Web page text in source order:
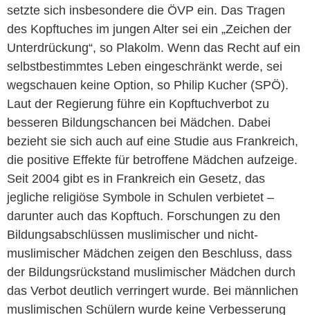
setzte sich insbesondere die ÖVP ein. Das Tragen
des Kopftuches im jungen Alter sei ein „Zeichen der
Unterdrückung“, so Plakolm. Wenn das Recht auf ein
selbstbestimmtes Leben eingeschränkt werde, sei
wegschauen keine Option, so Philip Kucher (SPÖ).
Laut der Regierung führe ein Kopftuchverbot zu
besseren Bildungschancen bei Mädchen. Dabei
bezieht sie sich auch auf eine Studie aus Frankreich,
die positive Effekte für betroffene Mädchen aufzeige.
Seit 2004 gibt es in Frankreich ein Gesetz, das
jegliche religiöse Symbole in Schulen verbietet –
darunter auch das Kopftuch. Forschungen zu den
Bildungsabschlüssen muslimischer und nicht-
muslimischer Mädchen zeigen den Beschluss, dass
der Bildungsrückstand muslimischer Mädchen durch
das Verbot deutlich verringert wurde. Bei männlichen
muslimischen Schülern wurde keine Verbesserung